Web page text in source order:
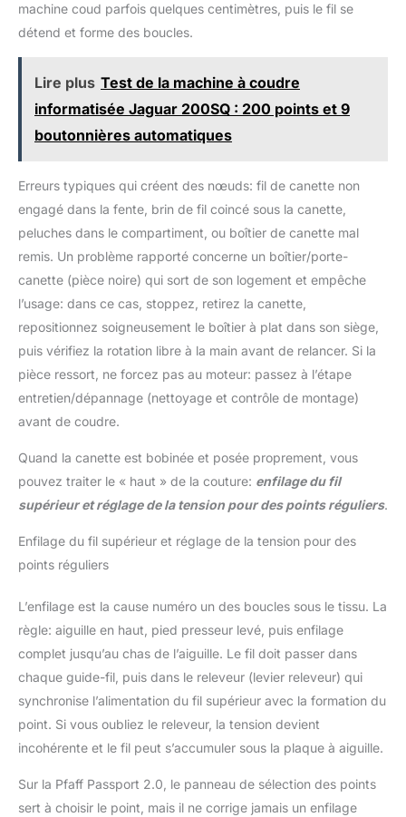
machine coud parfois quelques centimètres, puis le fil se
détend et forme des boucles.
Lire plus Test de la machine à coudre
informatisée Jaguar 200SQ : 200 points et 9
boutonnières automatiques
Erreurs typiques qui créent des nœuds: fil de canette non
engagé dans la fente, brin de fil coincé sous la canette,
peluches dans le compartiment, ou boîtier de canette mal
remis. Un problème rapporté concerne un boîtier/porte-
canette (pièce noire) qui sort de son logement et empêche
l’usage: dans ce cas, stoppez, retirez la canette,
repositionnez soigneusement le boîtier à plat dans son siège,
puis vérifiez la rotation libre à la main avant de relancer. Si la
pièce ressort, ne forcez pas au moteur: passez à l’étape
entretien/dépannage (nettoyage et contrôle de montage)
avant de coudre.
Quand la canette est bobinée et posée proprement, vous
pouvez traiter le « haut » de la couture: enfilage du fil
supérieur et réglage de la tension pour des points réguliers.
Enfilage du fil supérieur et réglage de la tension pour des
points réguliers
L’enfilage est la cause numéro un des boucles sous le tissu. La
règle: aiguille en haut, pied presseur levé, puis enfilage
complet jusqu’au chas de l’aiguille. Le fil doit passer dans
chaque guide-fil, puis dans le releveur (levier releveur) qui
synchronise l’alimentation du fil supérieur avec la formation du
point. Si vous oubliez le releveur, la tension devient
incohérente et le fil peut s’accumuler sous la plaque à aiguille.
Sur la Pfaff Passport 2.0, le panneau de sélection des points
sert à choisir le point, mais il ne corrige jamais un enfilage